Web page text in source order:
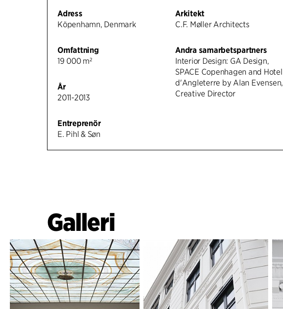
Adress
Köpenhamn, Denmark
Omfattning
19 000 m²
År
2011-2013
Entreprenör
E. Pihl & Søn
Arkitekt
C.F. Møller Architects
Andra samarbetspartners
Interior Design: GA Design,
SPACE Copenhagen and Hotel
d'Angleterre by Alan Evensen,
Creative Director
Galleri